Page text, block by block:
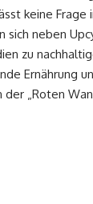
keine Frage
neben
zu
Ernährung
der „Roten